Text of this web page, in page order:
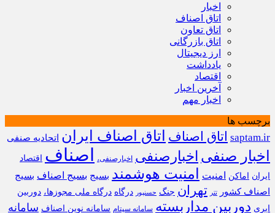
اخبار
اتاق اصناف
اتاق تعاون
اتاق بازرگانی
ارز دیجیتال
یادداشت
اقتصاد
آخرین اخبار
اخبار مهم
برچسب ها
saptam.ir اتاق اصناف اتاق اصناف ایران اتحادیه صنفی
اخبار صنفی اخبارصنفی اخبارصنفی، اصناف
اقتصاد
ایران
اماکن امنیت امنیت هوشمند بسیج بسیج اصناف بسیج
اصناف کشور
تتر تهران جنگ حسنپور درگاه درگاه ملی مجوزها، دوربین
ابری دوربین مداربسته سامانه سپتام سامانه نوین اصناف سامانه